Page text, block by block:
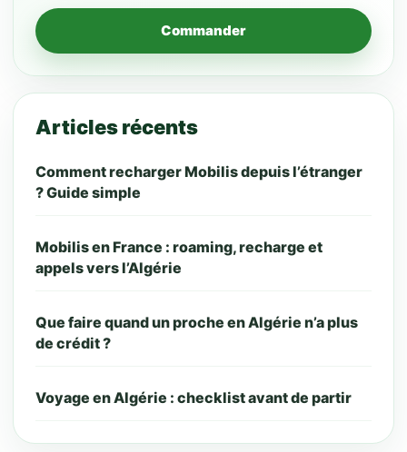
Commander
Articles récents
Comment recharger Mobilis depuis l’étranger
? Guide simple
Mobilis en France : roaming, recharge et
appels vers l’Algérie
Que faire quand un proche en Algérie n’a plus
de crédit ?
Voyage en Algérie : checklist avant de partir